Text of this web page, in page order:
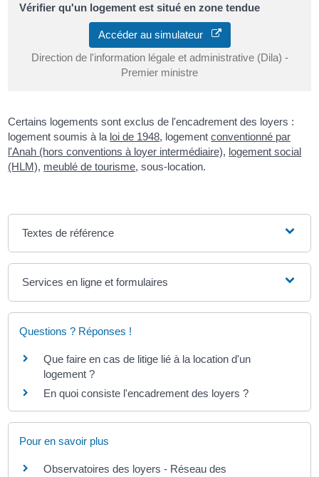
Vérifier qu'un logement est situé en zone tendue
Accéder au simulateur
Direction de l'information légale et administrative (Dila) -
Premier ministre
Certains logements sont exclus de l'encadrement des loyers :
logement soumis à la loi de 1948, logementconventionné par
l'Anah (hors conventions à loyer intermédiaire), logement social
(HLM), meublé de tourisme, sous-location.
Textes de référence
Services en ligne et formulaires
Questions ? Réponses !
Que faire en cas de litige lié à la location d'un
logement ?
En quoi consiste l'encadrement des loyers ?
Pour en savoir plus
Observatoires des loyers - Réseau des